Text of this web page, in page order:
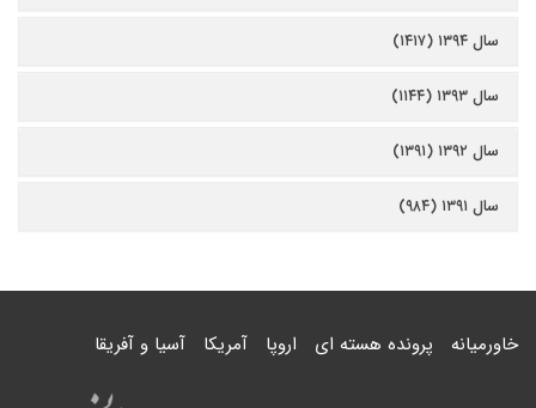
سال ۱۳۹۴ (۱۴۱۷)
سال ۱۳۹۳ (۱۱۴۴)
سال ۱۳۹۲ (۱۳۹۱)
سال ۱۳۹۱ (۹۸۴)
خاورمیانه پرونده هسته ای اروپا آمریکا آسیا و آفریقا